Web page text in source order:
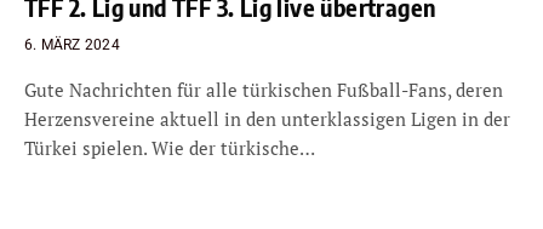
TFF 2. Lig und TFF 3. Lig live übertragen
6. MÄRZ 2024
Gute Nachrichten für alle türkischen Fußball-Fans, deren
Herzensvereine aktuell in den unterklassigen Ligen in der
Türkei spielen. Wie der türkische…